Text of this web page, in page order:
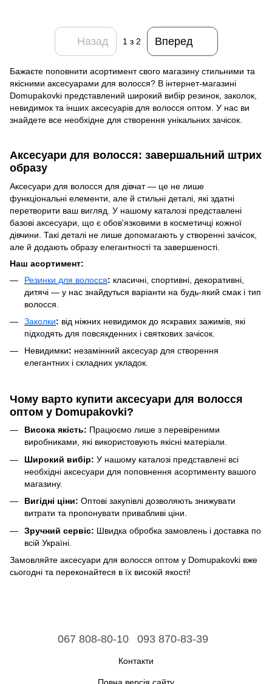
Бажаєте поповнити асортимент свого магазину стильними та
якісними аксесуарами для волосся? В інтернет-магазині
Domupakovki представлений широкий вибір резинок, заколок,
невидимок та інших аксесуарів для волосся оптом. У нас ви
знайдете все необхідне для створення унікальних зачісок.
Аксесуари для волосся: завершальний штрих
образу
Аксесуари для волосся для дівчат — це не лише
функціональні елементи, але й стильні деталі, які здатні
перетворити ваш вигляд. У нашому каталозі представлені
базові аксесуари, що є обов'язковими в косметичці кожної
дівчини. Такі деталі не лише допомагають у створенні зачісок,
але й додають образу елегантності та завершеності.
Наш асортимент:
Резинки для волосся: класичні, спортивні, декоративні,
дитячі — у нас знайдуться варіанти на будь-який смак і тип
волосся.
Заколки: від ніжних невидимок до яскравих зажимів, які
підходять для повсякденних і святкових зачісок.
Невидимки: незамінний аксесуар для створення
елегантних і складних укладок.
Чому варто купити аксесуари для волосся
оптом у Domupakovki?
Висока якість: Працюємо лише з перевіреними
виробниками, які використовують якісні матеріали.
Широкий вибір: У нашому каталозі представлені всі
необхідні аксесуари для поповнення асортименту вашого
магазину.
Вигідні ціни: Оптові закупівлі дозволяють знижувати
витрати та пропонувати привабливі ціни.
Зручний сервіс: Швидка обробка замовлень і доставка по
всій Україні.
Замовляйте аксесуари для волосся оптом у Domupakovki вже
сьогодні та переконайтеся в їх високій якості!
Назад 1 з 2 Вперед
067 808-80-10 093 870-83-39
Контакти